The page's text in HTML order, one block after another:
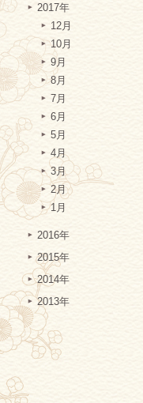
2017年
12月
10月
9月
8月
7月
6月
5月
4月
3月
2月
1月
2016年
2015年
2014年
2013年